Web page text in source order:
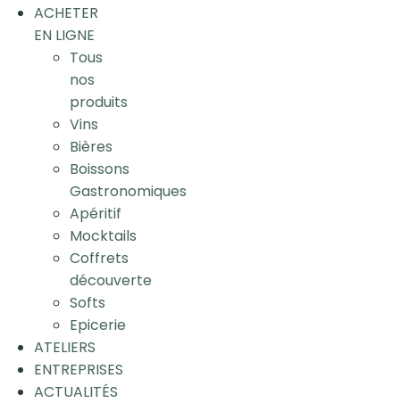
ACHETER
EN LIGNE
Tous
nos
produits
Vins
Bières
Boissons
Gastronomiques
Apéritif
Mocktails
Coffrets
découverte
Softs
Epicerie
ATELIERS
ENTREPRISES
ACTUALITÉS